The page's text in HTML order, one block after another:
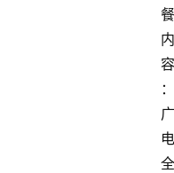
餐
内
容
：
广
电
全